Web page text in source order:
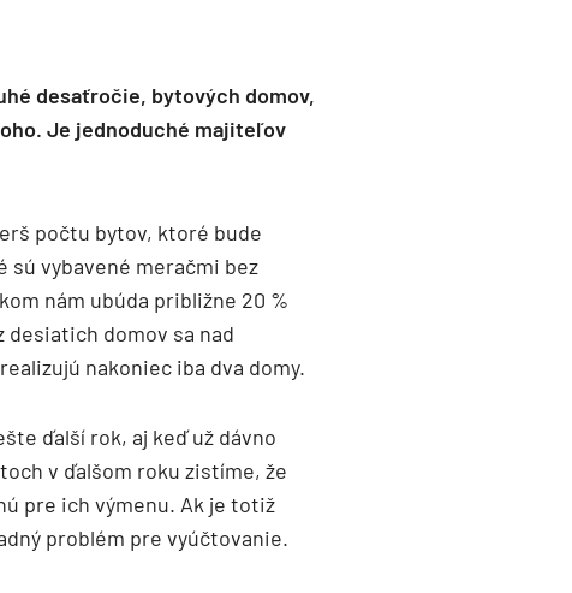
desaťročie, bytových domov,
Je jednoduché majiteľov
počtu bytov, ktoré bude
sú vybavené meračmi bez
nám ubúda približne 20 %
desiatich domov sa nad
nakoniec iba dva domy.
ďalší rok, aj keď už dávno
v ďalšom roku zistíme, že
pre ich výmenu. Ak je totiž
problém pre vyúčtovanie.